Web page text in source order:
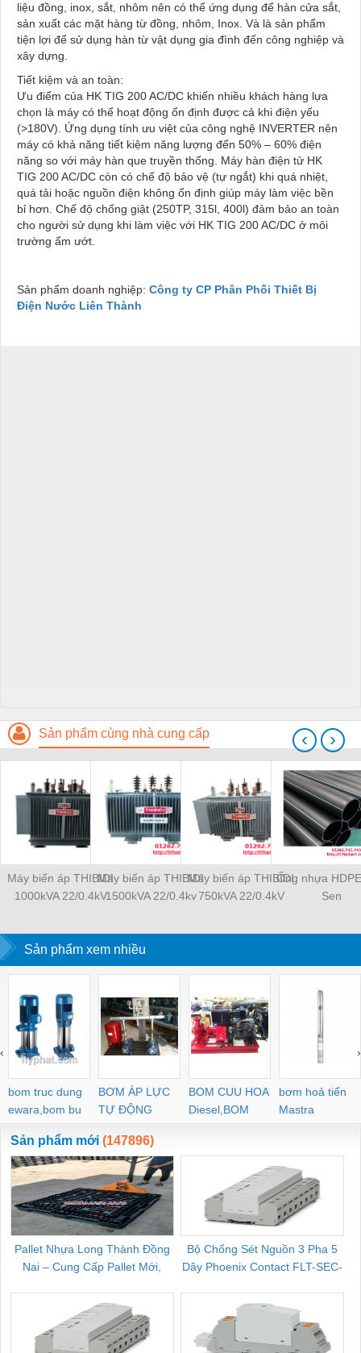
liệu đồng, inox, sắt, nhôm nên có thể ứng dụng để hàn cửa sắt,
sản xuất các mặt hàng từ đồng, nhôm, Inox. Và là sản phẩm
tiện lợi để sử dụng hàn từ vật dụng gia đình đến công nghiệp và
xây dựng.
Tiết kiệm và an toàn:
Ưu điểm của HK TIG 200 AC/DC khiến nhiều khách hàng lựa
chọn là máy có thể hoạt động ổn định được cả khi điện yếu
(>180V). Ứng dụng tính ưu việt của công nghệ INVERTER nên
máy có khả năng tiết kiệm năng lượng đến 50% – 60% điện
năng so với máy hàn que truyền thống. Máy hàn điện tử HK
TIG 200 AC/DC còn có chế độ bảo vệ (tự ngắt) khi quá nhiệt,
quá tải hoặc nguồn điện không ổn định giúp máy làm việc bền
bỉ hơn. Chế độ chống giật (250TP, 315l, 400l) đảm bảo an toàn
cho người sử dụng khi làm việc với HK TIG 200 AC/DC ở môi
trường ẩm ướt.
Sản phẩm doanh nghiệp: Công ty CP Phân Phối Thiết Bị
Điện Nước Liên Thành
Sản phẩm cùng nhà cung cấp
Máy biến áp THIBIDI
1000kVA 22/0.4kV
Máy biến áp THIBIDI
1500kVA 22/0.4kv
Máy biến áp THIBIDI
750kVA 22/0.4kV
Ống nhựa
Sen
‹ ›
Sản phẩm xem nhiều
bom truc dung
ewara,bom bu
ewara
BƠM ÁP LỰC
TỰ ĐỘNG
BOM CUU HOA
Diesel,BOM
CHUA CHAY
bơm hoả tiển
Mastra
‹ ›
Sản phẩm mới (147896)
Pallet Nhựa Long Thành Đồng
Nai – Cung Cấp Pallet Mới,
Bộ Chống Sét Nguồn 3 Pha 5
Dây Phoenix Contact FLT-SEC-